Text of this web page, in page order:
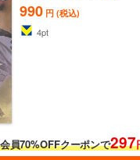
990 円 (税込)
4pt
員70%OFFクーポンで297